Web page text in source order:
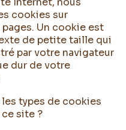
cookies sur
Un cookie est
de petite taille qui
par votre navigateur
dur de votre
types de cookies
site ?